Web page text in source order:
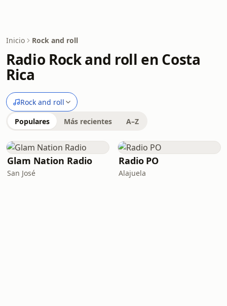
Inicio Rock and roll
Radio Rock and roll en Costa
Rica
Rock and roll
Populares Más recientes A–Z
Glam Nation Radio
San José
Radio PO
Alajuela